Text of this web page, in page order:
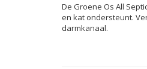
De Groene Os All
en kat ondersteunt.
darmkanaal.